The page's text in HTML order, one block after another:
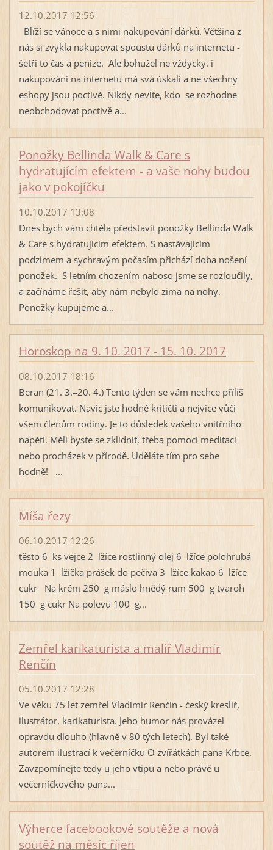
12.10.2017 12:56
Blíží se vánoce a s nimi nakupování dárků. Většina z
nás si zvykla nakupovat spoustu dárků na internetu -
šetří to čas a peníze. Ale bohužel ne vždycky. i
nakupování na internetu má svá úskalí a ne všechny
eshopy jsou poctivé. Nikdy nevíte, kdo se rozhodne
neobchodovat poctivě a...
Ponožky Bellinda Walk & Care s
hydratujícím efektem - a vaše nohy budou
jako v pokojíčku
10.10.2017 13:08
Dnes bych vám chtěla představit ponožky Bellinda Walk
& Care s hydratujícím efektem. S nastávajícím
podzimem a sychravým počasím přichází doba nošení
ponožek. S letním chozením naboso jsme se rozloučily,
a začínáme řešit, aby nám nebylo zima na nohy.
Ponožky kupujeme a...
Horoskop na 9. 10. 2017 - 15. 10. 2017
08.10.2017 18:16
Beran (21. 3.–20. 4.) Tento týden se vám nechce příliš
komunikovat. Navíc jste hodně kritičtí a nejvíce vůči
všem členům rodiny. Je to důsledek vašeho vnitřního
napětí. Měli byste se zklidnit, třeba pomocí meditací
nebo procházek v přírodě. Uděláte tím pro sebe
hodně! ...
Míša řezy
06.10.2017 12:26
těsto 6 ks vejce 2 lžíce rostlinný olej 6 lžíce polohrubá
mouka 1 lžička prášek do pečiva 3 lžíce kakao 6 lžíce
cukr Na krém 250 g máslo hnědý rum 500 g tvaroh
150 g cukr Na polevu 100 g...
Zemřel karikaturista a malíř Vladimír
Renčín
05.10.2017 12:28
Ve věku 75 let zemřel Vladimír Renčín - český kreslíř,
ilustrátor, karikaturista. Jeho humor nás provázel
opravdu dlouho (hlavně v 80 tých letech). Byl také
autorem ilustrací k večerníčku O zvířátkách pana Krbce.
Zavzpomínejte tedy u jeho vtipů a nebo právě u
večerníčkového pana...
Výherce facebookové soutěže a nová
soutěž na měsíc říjen